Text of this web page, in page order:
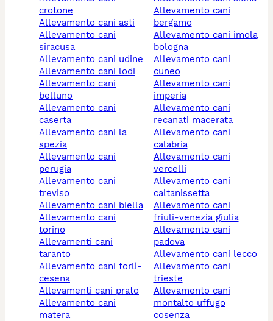
crotone
allevamento cani asti
allevamento cani
siracusa
allevamento cani udine
allevamento cani lodi
allevamento cani
belluno
allevamento cani
caserta
allevamento cani la
spezia
allevamento cani
perugia
allevamento cani
treviso
allevamento cani biella
allevamento cani
torino
allevamenti cani
taranto
allevamento cani forlì-
cesena
allevamenti cani prato
allevamento cani
matera
allevamento cani
bergamo
allevamento cani imola
bologna
allevamento cani
cuneo
allevamento cani
imperia
allevamento cani
recanati macerata
allevamento cani
calabria
allevamento cani
vercelli
allevamento cani
caltanissetta
allevamento cani
friuli-venezia giulia
allevamento cani
padova
allevamento cani lecco
allevamento cani
trieste
allevamento cani
montalto uffugo
cosenza